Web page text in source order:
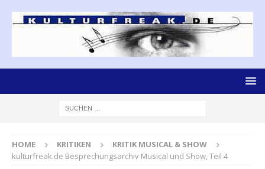
HOME KRITIKEN
KRITIK MUSICAL & SHOW
kulturfreak.de Besprechungsarchiv Musical und Show, Teil 4